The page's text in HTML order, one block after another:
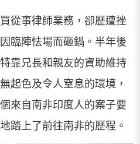
從事律師業務，卻歷遭挫
臨陣怯場而砸鍋。半年後
靠兄長和親友的資助維持
起色及令人窒息的環境，
來自南非印度人的案子要
踏上了前往南非的歷程。